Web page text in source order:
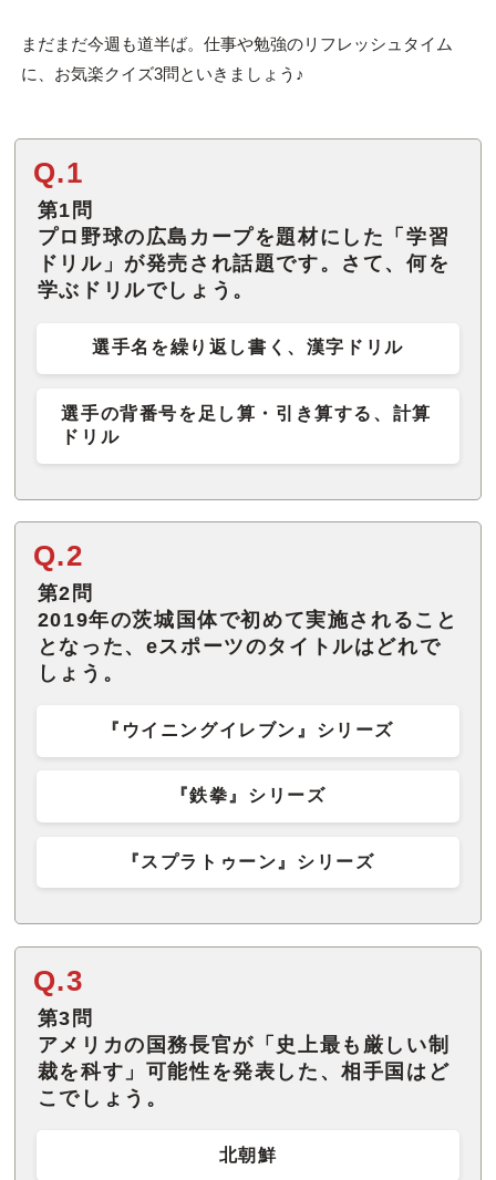
まだまだ今週も道半ば。仕事や勉強のリフレッシュタイム
に、お気楽クイズ3問といきましょう♪
Q.1
第1問
プロ野球の広島カープを題材にした「学習
ドリル」が発売され話題です。さて、何を
学ぶドリルでしょう。
選手名を繰り返し書く、漢字ドリル
選手の背番号を足し算・引き算する、計算
ドリル
Q.2
第2問
2019年の茨城国体で初めて実施されること
となった、eスポーツのタイトルはどれで
しょう。
『ウイニングイレブン』シリーズ
『鉄拳』シリーズ
『スプラトゥーン』シリーズ
Q.3
第3問
アメリカの国務長官が「史上最も厳しい制
裁を科す」可能性を発表した、相手国はど
こでしょう。
北朝鮮